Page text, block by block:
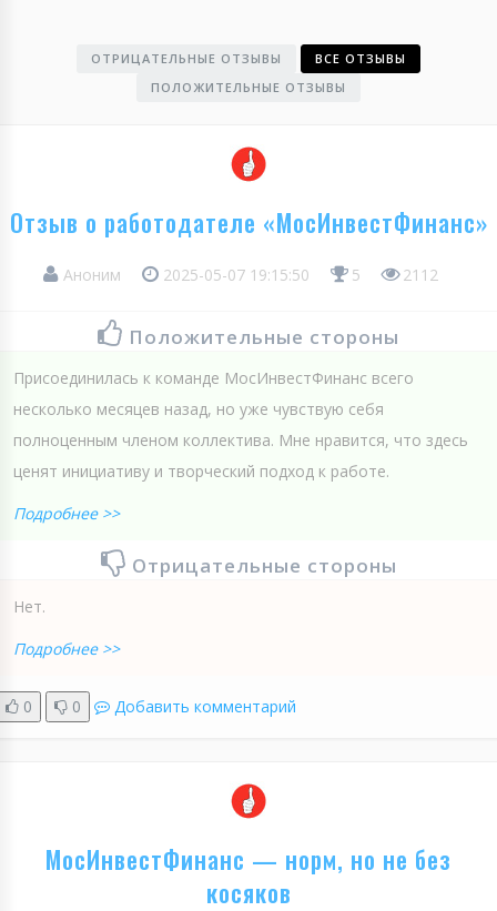
ОТРИЦАТЕЛЬНЫЕ ОТЗЫВЫ
ВСЕ ОТЗЫВЫ
ПОЛОЖИТЕЛЬНЫЕ ОТЗЫВЫ
Отзыв о работодателе «МосИнвестФинанс»
Аноним 2025-05-07 19:15:50 5 2112
Положительные стороны
Присоединилась к команде МосИнвестФинанс всего
несколько месяцев назад, но уже чувствую себя
полноценным членом коллектива. Мне нравится, что здесь
ценят инициативу и творческий подход к работе.
Подробнее >>
Отрицательные стороны
Нет.
Подробнее >>
0 0 Добавить комментарий
МосИнвестФинанс — норм, но не без
косяков